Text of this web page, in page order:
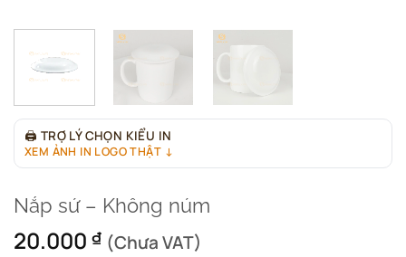
🖨 TRỢ LÝ CHỌN KIỂU IN
XEM ẢNH IN LOGO THẬT ↓
Nắp sứ – Không núm
20.000 ₫ (Chưa VAT)